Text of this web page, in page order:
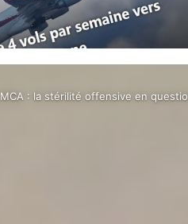
MCA : la stérilité offensive en